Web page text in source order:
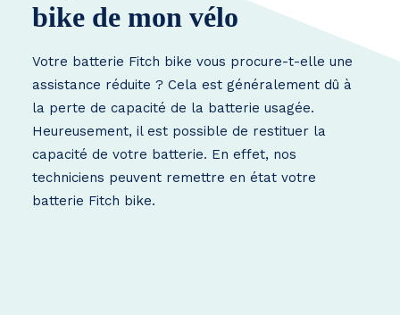
bike de mon vélo
Votre batterie Fitch bike vous procure-t-elle une
assistance réduite ? Cela est généralement dû à
la perte de capacité de la batterie usagée.
Heureusement, il est possible de restituer la
capacité de votre batterie. En effet, nos
techniciens peuvent remettre en état votre
batterie Fitch bike.